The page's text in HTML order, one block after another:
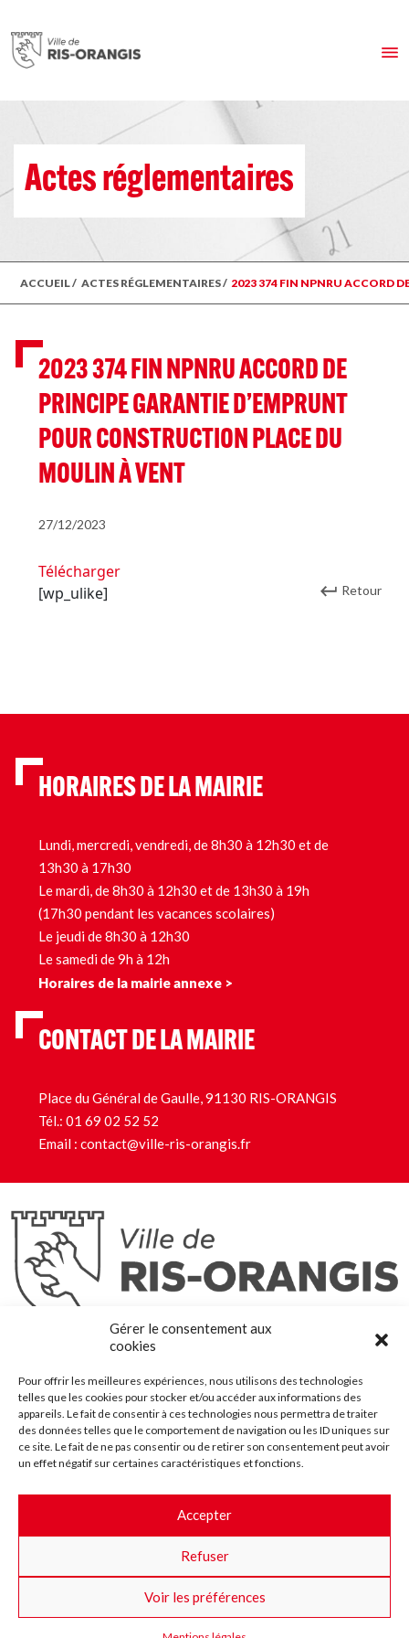
Gérer le consentement aux
cookies
Pour offrir les meilleures expériences, nous utilisons des technologies
telles que les cookies pour stocker et/ou accéder aux informations des
appareils. Le fait de consentir à ces technologies nous permettra de traiter
des données telles que le comportement de navigation ou les ID uniques sur
ce site. Le fait de ne pas consentir ou de retirer son consentement peut avoir
un effet négatif sur certaines caractéristiques et fonctions.
Accepter
Refuser
Voir les préférences
Actes réglementaires
ACCUEIL/ ACTES RÉGLEMENTAIRES/ 2023 374 FIN NPNRU ACCORD
2023 374 FIN NPNRU ACCORD DE
PRINCIPE GARANTIE D’EMPRUNT
POUR CONSTRUCTION PLACE DU
MOULIN À VENT
27/12/2023
Télécharger
[wp_ulike]
Retour
HORAIRES DE LA MAIRIE
Lundi, mercredi, vendredi, de 8h30 à 12h30 et de
13h30 à 17h30
Le mardi, de 8h30 à 12h30 et de 13h30 à 19h
(17h30 pendant les vacances scolaires)
Le jeudi de 8h30 à 12h30
Le samedi de 9h à 12h
Horaires de la mairie annexe >
CONTACT DE LA MAIRIE
Place du Général de Gaulle, 91130 RIS-ORANGIS
Tél.: 01 69 02 52 52
Email : contact@ville-ris-orangis.fr
Ris-Orangis
@2022 — Tous droits réservés
Plan du site
Contact
Accessibilité
Crédits
Les marchés publics
Suggestions & Améliorations
Facebook
InstaTwitterYoutube